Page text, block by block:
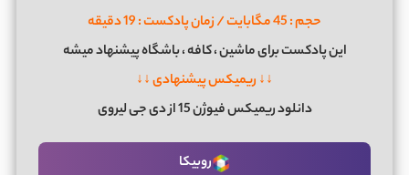
حجم : 45 مگابایت / زمان پادکست : 19 دقیقه
این پادکست برای ماشین ، کافه ، باشگاه پیشنهاد میشه
↓↓ ریمیکس پیشنهادی ↓↓
دانلود ریمیکس فیوژن 15 از دی جی لیروی
روبیکا